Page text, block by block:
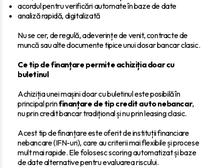
acordul pentru verificări automate în baze de date
analiză rapidă, digitalizată
Nu se cer, de regulă, adeverințe de venit, contracte de
muncă sau alte documente tipice unui dosar bancar clasic.
Ce tip de finanțare permite achiziția doar cu
buletinul
Achiziția unei mașini doar cu buletinul este posibilă în
principal prinfinanțare de tip credit auto nebancar,
nu prin credit bancar tradițional și nu prin leasing clasic.
Acest tip de finanțare este oferit de instituții financiare
nebancare (IFN-uri), care au criterii mai flexibile și procese
mult mai rapide. Ele folosesc scoring automatizat și baze
de date alternative pentru evaluarea riscului.